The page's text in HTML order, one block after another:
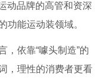
动品牌的高管和资深
功能运动装领域。
依靠“噱头制造”的
，理性的消费者更看